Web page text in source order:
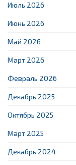
Июль 2026
Июнь 2026
Май 2026
Март 2026
Февраль 2026
Декабрь 2025
Октябрь 2025
Март 2025
Декабрь 2024